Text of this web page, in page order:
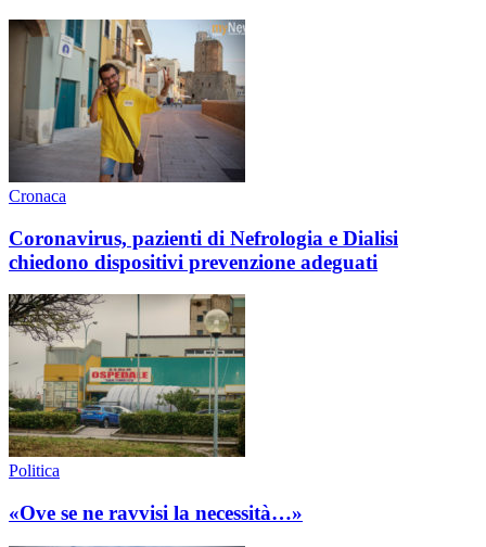
Cronaca
Coronavirus, pazienti di Nefrologia e Dialisi
chiedono dispositivi prevenzione adeguati
Politica
«Ove se ne ravvisi la necessità…»